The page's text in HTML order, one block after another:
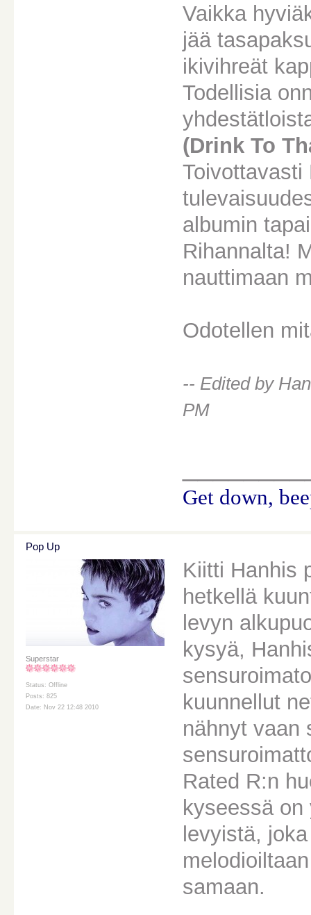
Vaikka
jää
ikivihreät
Todellisia
(Drink To
Toivottavasti
albumin
Rihannalta!
nauttimaan
Odotellen
-- Edited by
PM
Get down,
Pop Up
Superstar
Status: Offline
Posts: 825
Date: Nov 22 12:48 2010
Kiitti Hanhis
hetkellä
levyn
kysyä,
kuunnellut
nähnyt vaan
Rated R:n
kyseessä on
levyistä,
samaan.